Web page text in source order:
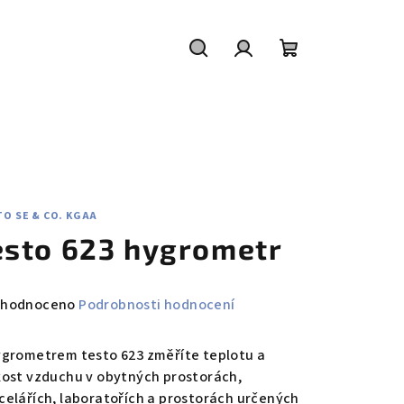
SE & CO. KGAA
623 hygrometr
Podrobnosti hodnocení
testo 623 změříte teplotu a
vzduchu v obytných prostorách,
laboratořích a prostorách určených